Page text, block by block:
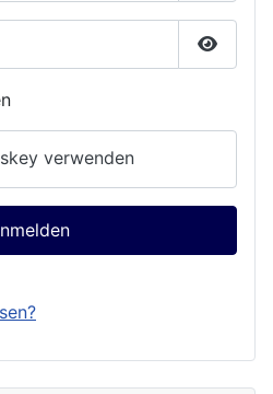
verwenden